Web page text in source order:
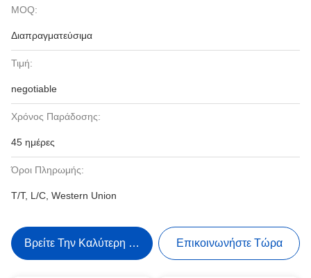
MOQ:
Διαπραγματεύσιμα
Τιμή:
negotiable
Χρόνος Παράδοσης:
45 ημέρες
Όροι Πληρωμής:
T/T, L/C, Western Union
Βρείτε Την Καλύτερη Τιμή Επικοινωνήστε Τώρα